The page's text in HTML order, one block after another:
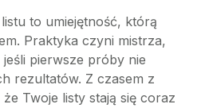
to umiejętność, którą
Praktyka czyni mistrza,
pierwsze próby nie
rezultatów. Z czasem z
Twoje listy stają się coraz